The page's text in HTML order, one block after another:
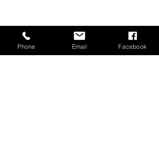
Aktuelle Beiträge Alle ansehen
Phone Email Facebook